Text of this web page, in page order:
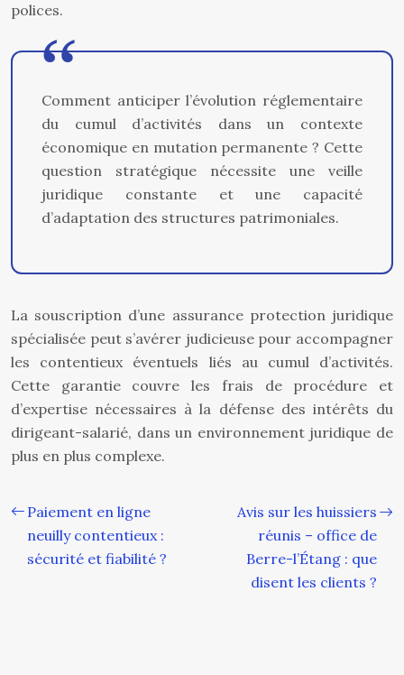
polices.
Comment anticiper l’évolution réglementaire
du cumul d’activités dans un contexte
économique en mutation permanente ? Cette
question stratégique nécessite une veille
juridique constante et une capacité
d’adaptation des structures patrimoniales.
La souscription d’une assurance protection juridique
spécialisée peut s’avérer judicieuse pour accompagner
les contentieux éventuels liés au cumul d’activités.
Cette garantie couvre les frais de procédure et
d’expertise nécessaires à la défense des intérêts du
dirigeant-salarié, dans un environnement juridique de
plus en plus complexe.
Paiement en ligne
neuilly contentieux :
sécurité et fiabilité ?
Avis sur les huissiers
réunis – office de
Berre-l’Étang : que
disent les clients ?